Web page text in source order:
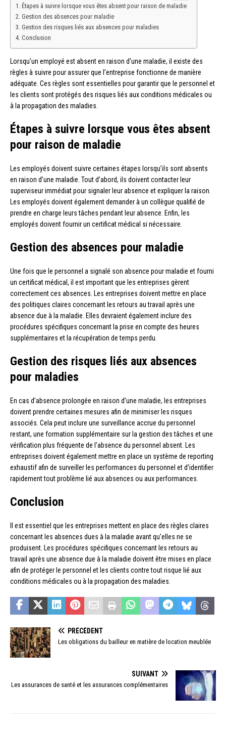
Étapes à suivre lorsque vous êtes absent pour raison de maladie
Gestion des absences pour maladie
Gestion des risques liés aux absences pour maladies
Conclusion
Lorsqu’un employé est absent en raison d’une maladie, il existe des
règles à suivre pour assurer que l’entreprise fonctionne de manière
adéquate. Ces règles sont essentielles pour garantir que le personnel et
les clients sont protégés des risques liés aux conditions médicales ou
à la propagation des maladies.
Étapes à suivre lorsque vous êtes absent
pour raison de maladie
Les employés doivent suivre certaines étapes lorsqu’ils sont absents
en raison d’une maladie. Tout d’abord, ils doivent contacter leur
superviseur immédiat pour signaler leur absence et expliquer la raison.
Les employés doivent également demander à un collègue qualifié de
prendre en charge leurs tâches pendant leur absence. Enfin, les
employés doivent fournir un certificat médical si nécessaire.
Gestion des absences pour maladie
Une fois que le personnel a signalé son absence pour maladie et fourni
un certificat médical, il est important que les entreprises gèrent
correctement ces absences. Les entreprises doivent mettre en place
des politiques claires concernant les retours au travail après une
absence due à la maladie. Elles devraient également inclure des
procédures spécifiques concernant la prise en compte des heures
supplémentaires et la récupération de temps perdu.
Gestion des risques liés aux absences
pour maladies
En cas d’absence prolongée en raison d’une maladie, les entreprises
doivent prendre certaines mesures afin de minimiser les risques
associés. Cela peut inclure une surveillance accrue du personnel
restant, une formation supplémentaire sur la gestion des tâches et une
vérification plus fréquente de l’absence du personnel absent. Les
entreprises doivent également mettre en place un système de reporting
exhaustif afin de surveiller les performances du personnel et d’identifier
rapidement tout problème lié aux absences ou aux performances.
Conclusion
Il est essentiel que les entreprises mettent en place des règles claires
concernant les absences dues à la maladie avant qu’elles ne se
produisent. Les procédures spécifiques concernant les retours au
travail après une absence due à la maladie doivent être mises en place
afin de protéger le personnel et les clients contre tout risque lié aux
conditions médicales ou à la propagation des maladies.
PRÉCÉDENT
Les obligations du bailleur en matière de location meublée
SUIVANT
Les assurances de santé et les assurances complémentaires